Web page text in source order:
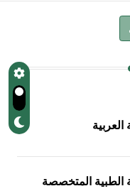
الطبية المتخصصة